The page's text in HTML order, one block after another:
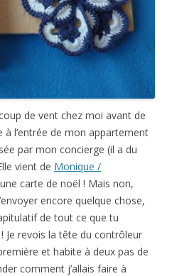
de vent chez moi avant de
l’entrée de mon appartement
par mon concierge (il a du
vient de Monique /
carte de noël ! Mais non,
encore quelque chose,
de tout ce que tu
! Je revois la tête du contrôleur
et habite à deux pas de
comment j’allais faire à